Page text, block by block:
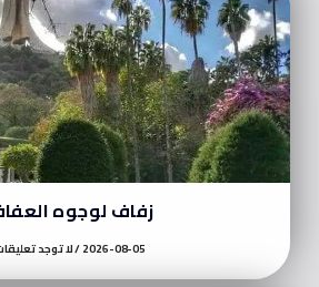
زفاف لوجوه العفاف
2026-08-05 لا توجد تعليقات